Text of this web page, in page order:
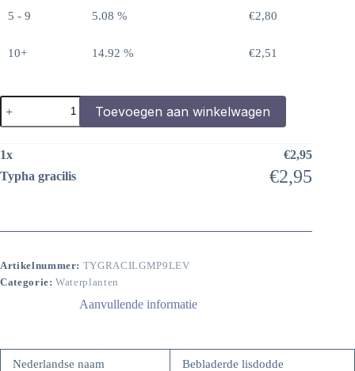
5 - 9 5.08 % €2,80
10+ 14.92 % €2,51
Typha
gracilis
aantal
Toevoegen aan winkelwagen
1x €2,95
Typha gracilis
€2,95
Artikelnummer: TYGRACILGMP9LEV
Categorie:Waterplanten
Aanvullende informatie
Nederlandse naam Bebladerde lisdodde